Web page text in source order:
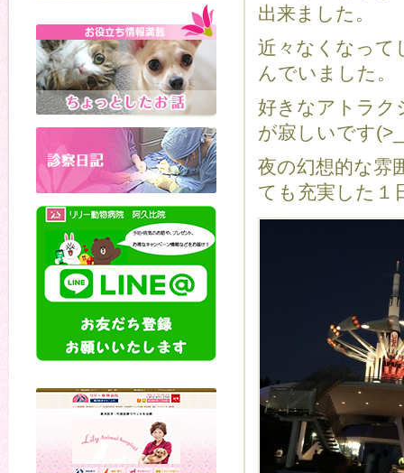
出来ました。
近々なくなって
んでいました。
好きなアトラク
が寂しいです
夜の幻想的な雰
ても充実した１